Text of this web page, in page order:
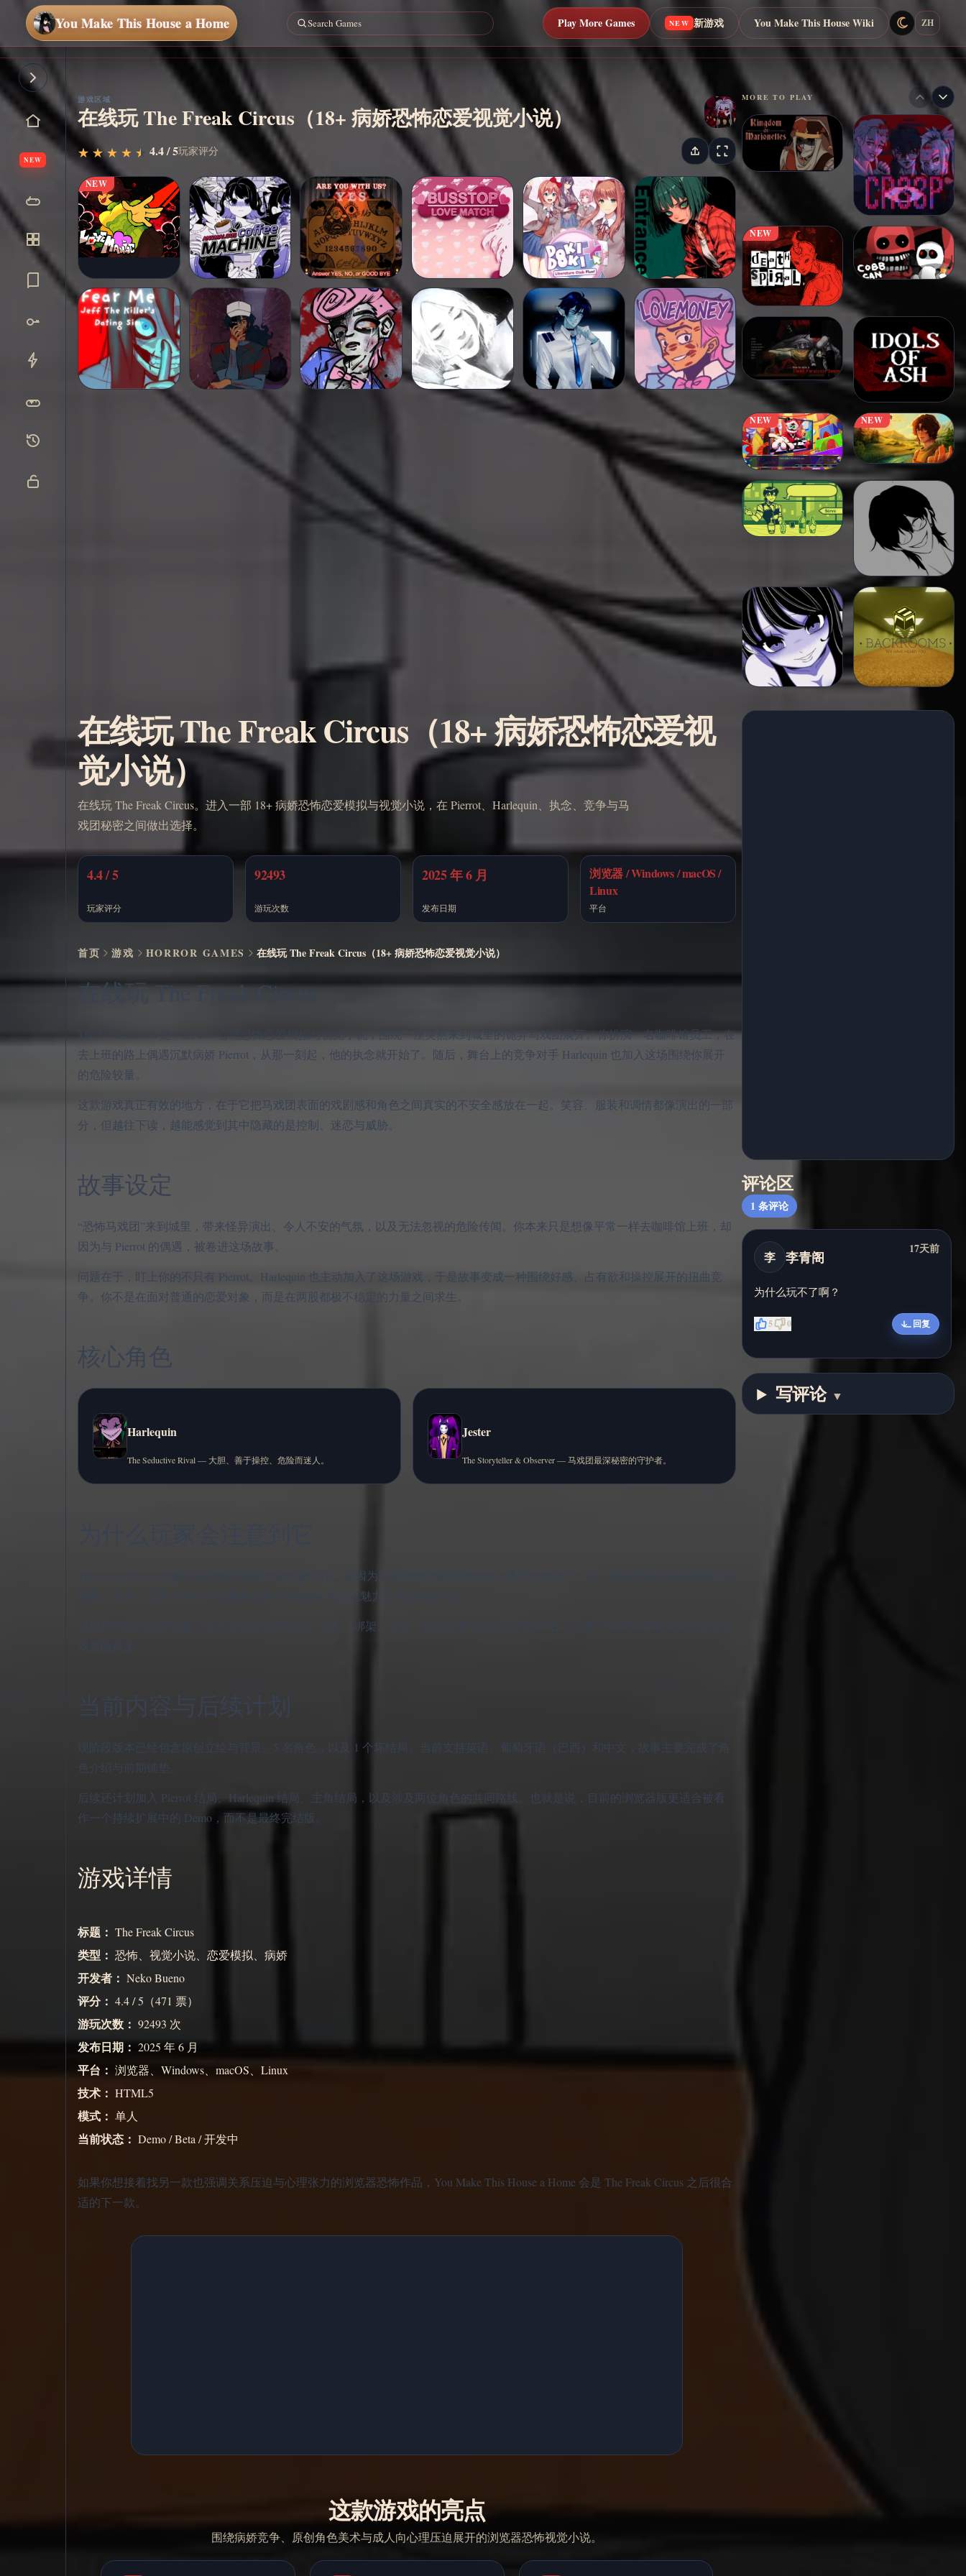
You Make This House a Home Play More Games NEW 新游戏 You Make This House Wiki ZH
NEW
开始
游戏区域
在线玩 The Freak Circus（18+ 病娇恐怖恋爱视觉小说）
★
★ ★
★ ★
★ ★
★ ★
★ 4.4 / 5玩家评分
NEW
MORE TO PLAY
NEW
NEW NEW
在线玩 The Freak Circus（18+ 病娇恐怖恋爱视
觉小说）
在线玩 The Freak Circus。进入一部 18+ 病娇恐怖恋爱模拟与视觉小说，在 Pierrot、Harlequin、执念、竞争与马
戏团秘密之间做出选择。
4.4 / 5
玩家评分
92493
游玩次数
2025 年 6 月
发布日期
浏览器 / Windows / macOS /
Linux
平台
首页 游戏 HORROR GAMES 在线玩 The Freak Circus（18+ 病娇恐怖恋爱视觉小说）
在线玩 The Freak Circus
The Freak Circus 是一款 18+ 心理恐怖恋爱模拟与视觉小说，围绕一座突然来到城里的诡异马戏团展开。你扮演一名咖啡馆员工，在
去上班的路上偶遇沉默病娇 Pierrot，从那一刻起，他的执念就开始了。随后，舞台上的竞争对手 Harlequin 也加入这场围绕你展开
的危险较量。
这款游戏真正有效的地方，在于它把马戏团表面的戏剧感和角色之间真实的不安全感放在一起。笑容、服装和调情都像演出的一部
分，但越往下读，越能感觉到其中隐藏的是控制、迷恋与威胁。
故事设定
“恐怖马戏团”来到城里，带来怪异演出、令人不安的气氛，以及无法忽视的危险传闻。你本来只是想像平常一样去咖啡馆上班，却
因为与 Pierrot 的偶遇，被卷进这场故事。
问题在于，盯上你的不只有 Pierrot。Harlequin 也主动加入了这场游戏，于是故事变成一种围绕好感、占有欲和操控展开的扭曲竞
争。你不是在面对普通的恋爱对象，而是在两股都极不稳定的力量之间求生。
核心角色
Harlequin
The Seductive Rival — 大胆、善于操控、危险而迷人。
Jester
The Storyteller & Observer — 马戏团最深秘密的守护者。
The Freak Circus 会被许多恐怖与视觉小说玩家讨论，是因为它把病娇恋爱和真实的心理压迫放在了一起。很多玩家会特别提到它的
氛围、美术，以及 Pierrot 的沉默执念和 Harlequin 的混乱魅力之间形成的对比。
它也很明确地告诉玩家，这不是轻松恋爱模拟。流血、绑架、强迫、病娇占有和成人向黑暗内容，让整个结构比普通浏览器恋爱游
当前内容与后续计划
现阶段版本已经包含原创立绘与背景、5 名角色，以及 1 个坏结局。当前支持英语、葡萄牙语（巴西）和中文，故事主要完成了角
色介绍与前期铺垫。
后续还计划加入 Pierrot 结局、Harlequin 结局、主角结局，以及涉及两位角色的共同路线。也就是说，目前的浏览器版更适合被看
作一个持续扩展中的 Demo，而不是最终完结版。
游戏详情
标题： The Freak Circus
类型： 恐怖、视觉小说、恋爱模拟、病娇
开发者： Neko Bueno
评分： 4.4 / 5（471 票）
游玩次数： 92493 次
发布日期： 2025 年 6 月
平台： 浏览器、Windows、macOS、Linux
技术： HTML5
模式： 单人
当前状态： Demo / Beta / 开发中
如果你想接着找另一款也强调关系压迫与心理张力的浏览器恐怖作品，You Make This House a Home 会是 The Freak Circus 之后很合
适的下一款。
这款游戏的亮点
围绕病娇竞争、原创角色美术与成人向心理压迫展开的浏览器恐怖视觉小说。
评论区
1 条评论
李 李青阁 17天前
为什么玩不了啊？
5 0 回复
写评论 ▼